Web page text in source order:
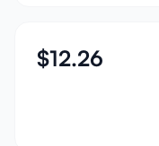
$12.26